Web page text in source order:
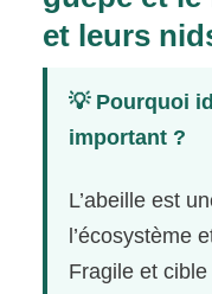
et leurs
💡 Pourquoi
important ?
L’abeille est
l’écosystème
Fragile et